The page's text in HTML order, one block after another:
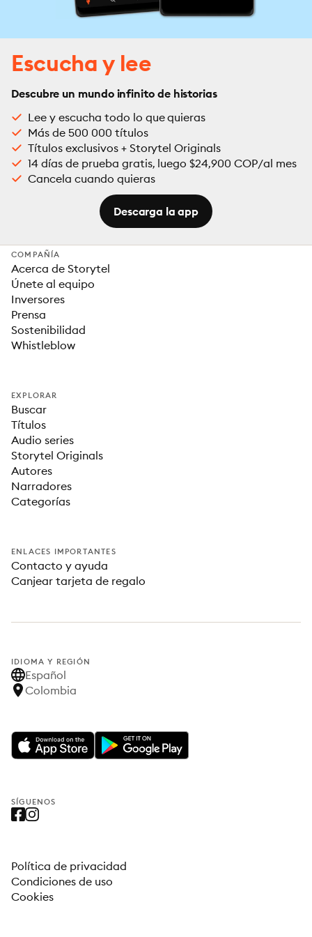
Escucha y lee
Descubre un mundo infinito de historias
Lee y escucha todo lo que quieras
Más de 500 000 títulos
Títulos exclusivos + Storytel Originals
14 días de prueba gratis, luego $24,900 COP/al mes
Cancela cuando quieras
Descarga la app
COMPAÑÍA
Acerca de Storytel
Únete al equipo
Inversores
Prensa
Sostenibilidad
Whistleblow
EXPLORAR
Buscar
Títulos
Audio series
Storytel Originals
Autores
Narradores
Categorías
ENLACES IMPORTANTES
Contacto y ayuda
Canjear tarjeta de regalo
IDIOMA Y REGIÓN
Español
Colombia
SÍGUENOS
Política de privacidad
Condiciones de uso
Cookies